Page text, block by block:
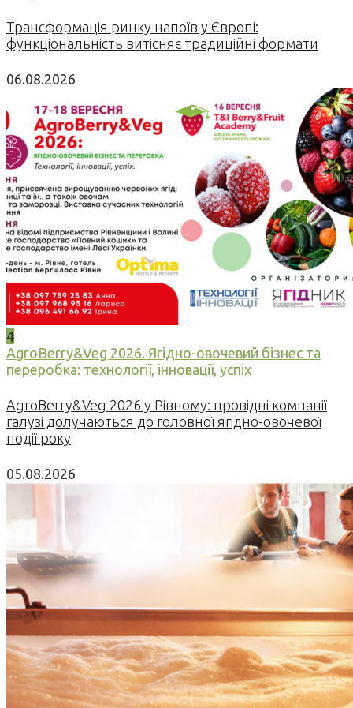
Трансформація ринку напоїв у Європі:
функціональність витісняє традиційні формати
06.08.2026
4
AgroBerry&Veg 2026. Ягідно-овочевий бізнес та
переробка: технології, інновації, успіх
AgroBerry&Veg 2026 у Рівному: провідні компанії
галузі долучаються до головної ягідно-овочевої
події року
05.08.2026